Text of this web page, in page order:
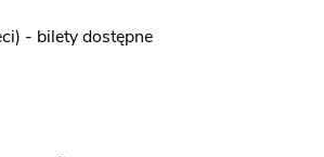
- bilety dostępne